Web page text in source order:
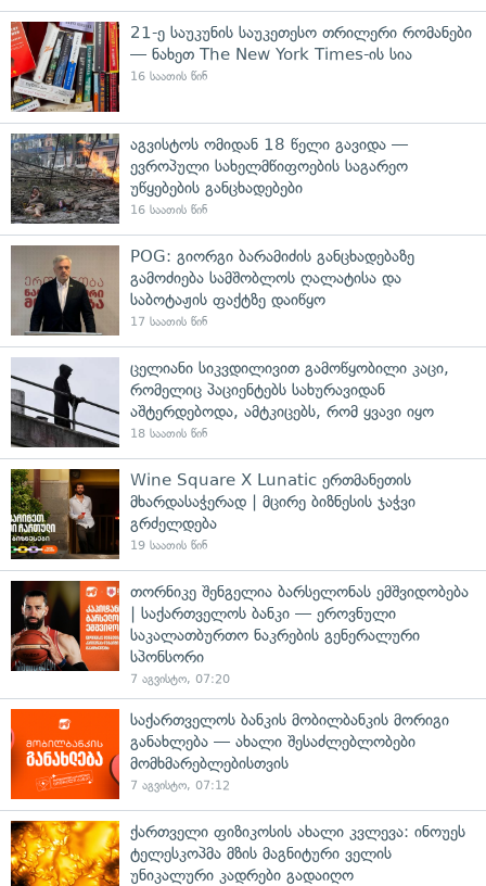
21-ე საუკუნის საუკეთესო თრილერი რომანები
— ნახეთ The New York Times-ის სია
16 საათის წინ
აგვისტოს ომიდან 18 წელი გავიდა —
ევროპული სახელმწიფოების საგარეო
უწყებების განცხადებები
16 საათის წინ
POG: გიორგი ბარამიძის განცხადებაზე
გამოძიება სამშობლოს ღალატისა და
საბოტაჟის ფაქტზე დაიწყო
17 საათის წინ
ცელიანი სიკვდილივით გამოწყობილი კაცი,
რომელიც პაციენტებს სახურავიდან
აშტერდებოდა, ამტკიცებს, რომ ყვავი იყო
18 საათის წინ
Wine Square X Lunatic ერთმანეთის
მხარდასაჭერად | მცირე ბიზნესის ჯაჭვი
გრძელდება
19 საათის წინ
თორნიკე შენგელია ბარსელონას ემშვიდობება
| საქართველოს ბანკი — ეროვნული
საკალათბურთო ნაკრების გენერალური
სპონსორი
7 აგვისტო, 07:20
საქართველოს ბანკის მობილბანკის მორიგი
განახლება — ახალი შესაძლებლობები
მომხმარებლებისთვის
7 აგვისტო, 07:12
ქართველი ფიზიკოსის ახალი კვლევა: ინოუეს
ტელესკოპმა მზის მაგნიტური ველის
უნიკალური კადრები გადაიღო